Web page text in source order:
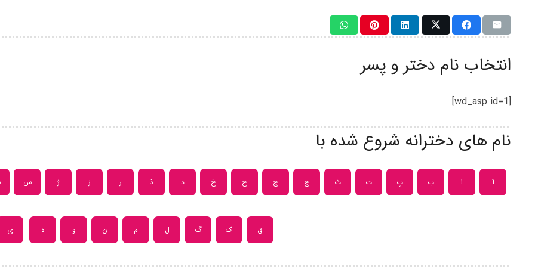
انتخاب نام دختر و پسر
[wd_asp id=1]
نام های دخترانه شروع شده با
آ ا ب پ ت ث ج چ ح خ د ذ ر ز ژ س
ق ک گ ل م ن و ه ی